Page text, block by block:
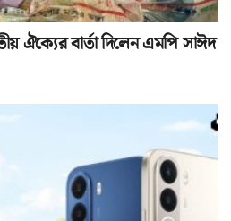
ঐক্যের বার্তা দিলেন এমপি সাঈদ